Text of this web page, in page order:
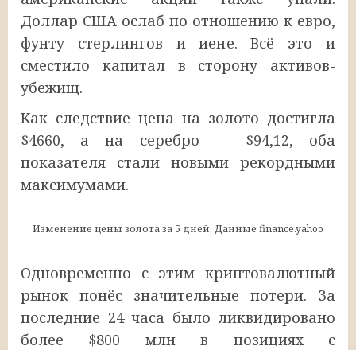
Доллар США ослаб по отношению к евро,
фунту стерлингов и иене. Всё это и
сместило капитал в сторону активов-
убежищ.
Как следствие цена на золото достигла
$4660, а на серебро — $94,12, оба
показателя стали новыми рекордными
максимумами.
Изменение цены золота за 5 дней. Данные finance.yahoo
Одновременно с этим криптовалютный
рынок понёс значительные потери. За
последние 24 часа было ликвидировано
более $800 млн в позициях с